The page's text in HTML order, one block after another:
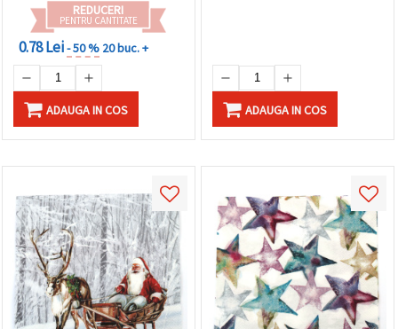
REDUCERI
PENTRU CANTITATE
0.78 Lei- 50 % 20 buc. +
ADAUGA IN COS ADAUGA IN COS